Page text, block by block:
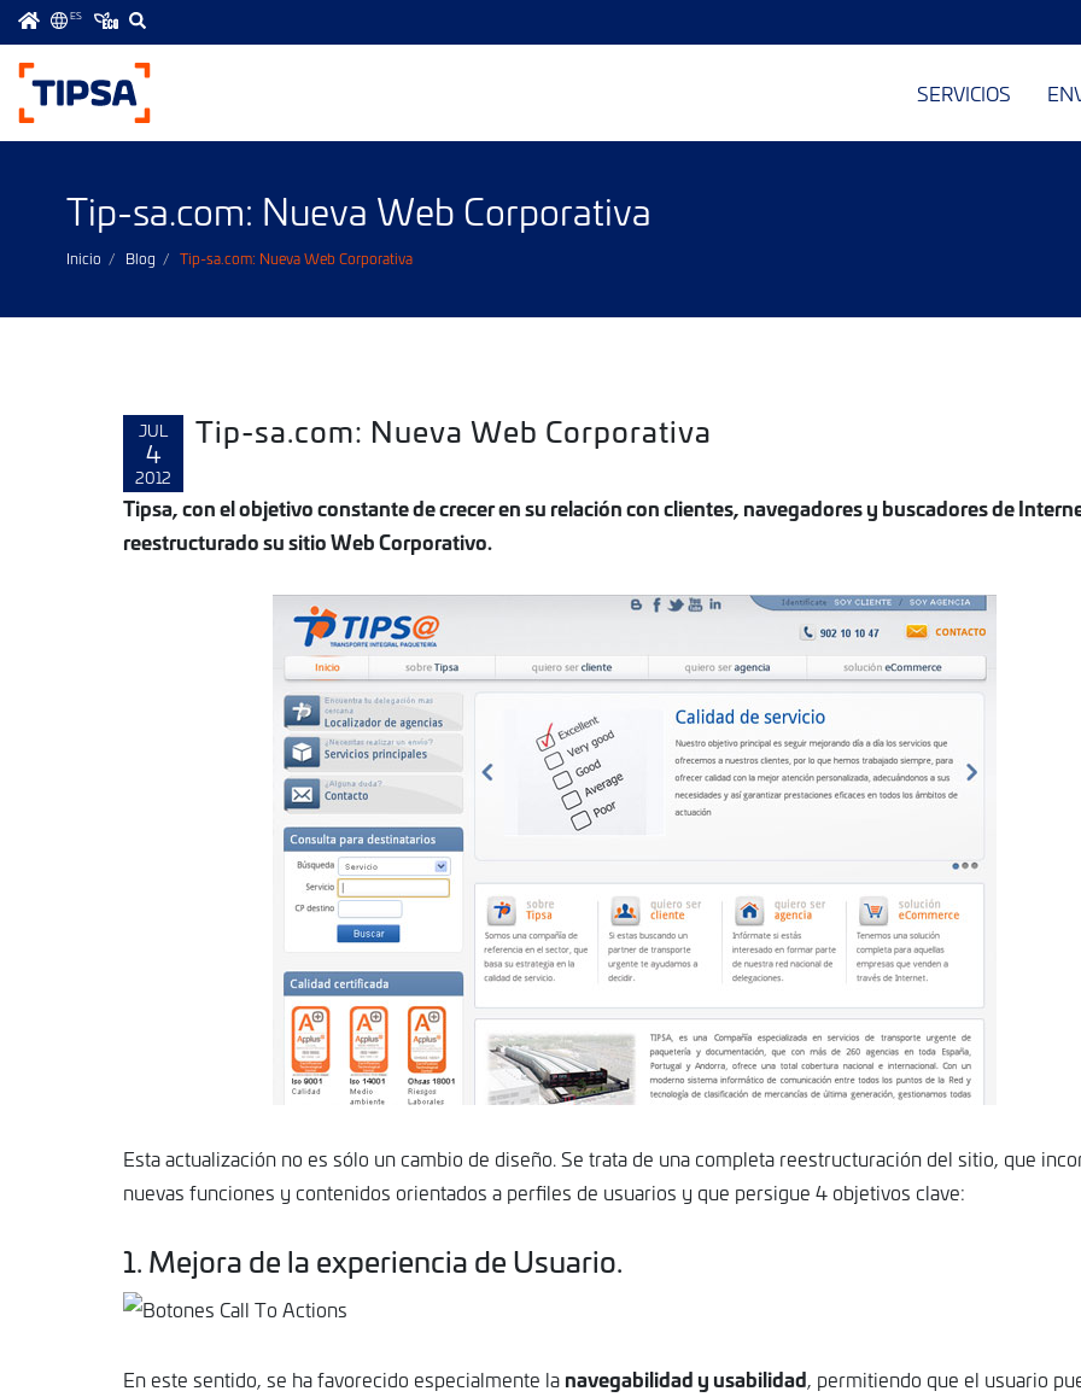
ES
Menú
SERVICIOS
Tip-sa.com: Nueva Web Corporativa
Inicio Blog Tip-sa.com: Nueva Web Corporativa
JUL
4
2012
Tip-sa.com: Nueva Web Corporativa
Tipsa, con el objetivo constante de crecer en su relación con clientes, navegadores y buscadores de
reestructurado su sitio Web Corporativo.
Esta actualización no es sólo un cambio de diseño. Se trata de una completa reestructuración del sitio, que
nuevas funciones y contenidos orientados a perfiles de usuarios y que persigue 4 objetivos clave:
1. Mejora de la experiencia de Usuario.
En este sentido, se ha favorecido especialmente la navegabilidad y usabilidad, permitiendo que el usuario
MAR DIC SEP